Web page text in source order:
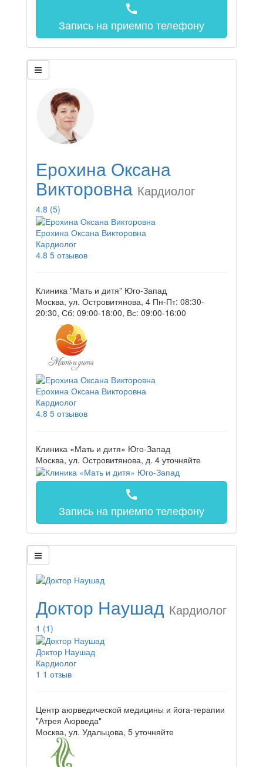
call
Запись на приемпо телефону
Ерохина Оксана
Викторовна Кардиолог
4.8 (5)
Ерохина Оксана Викторовна
Кардиолог
4.8 5 отзывов
Клиника "Мать и дитя" Юго-Запад
Москва, ул. Островитянова, 4 Пн-Пт: 08:30-
20:30, Сб: 09:00-18:00, Вс: 09:00-16:00
Ерохина Оксана Викторовна
Кардиолог
4.8 5 отзывов
Клиника «Мать и дитя» Юго-Запад
Москва, ул. Островитянова, д. 4 уточняйте
call
Запись на приемпо телефону
Доктор Наушад Кардиолог
1 (1)
Доктор Наушад
Кардиолог
1 1 отзыв
Центр аюрведической медицины и йога-терапии
"Атрея Аюрведа"
Москва, ул. Удальцова, 5 уточняйте